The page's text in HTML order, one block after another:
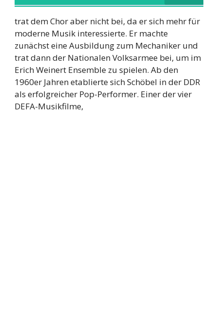
trat dem Chor aber nicht bei, da er sich mehr für
moderne Musik interessierte. Er machte
zunächst eine Ausbildung zum Mechaniker und
trat dann der Nationalen Volksarmee bei, um im
Erich Weinert Ensemble zu spielen. Ab den
1960er Jahren etablierte sich Schöbel in der DDR
als erfolgreicher Pop-Performer. Einer der vier
DEFA-Musikfilme,